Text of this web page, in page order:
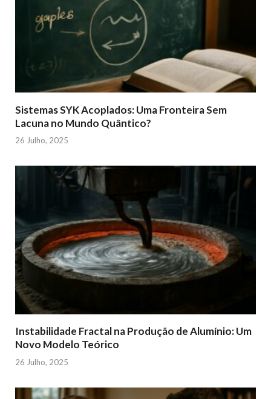
Sistemas SYK Acoplados: Uma Fronteira Sem
Lacuna no Mundo Quântico?
26 Julho, 2025
Instabilidade Fractal na Produção de Alumínio: Um
Novo Modelo Teórico
26 Julho, 2025